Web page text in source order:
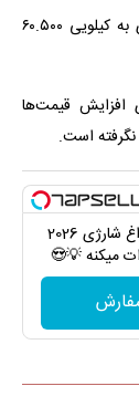
هفته گذشته نیز قیمت شیر خام با افزایش ۲۹ درصدی به کیلویی ۶۰.۵۰۰
افزایش قیمت‌ها
است.
پرکاربردترین چراغ شارژی 2026
میکنه 💡😍